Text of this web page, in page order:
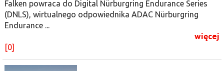
Falken powraca do Digital Nürburgring Endurance Series
(DNLS), wirtualnego odpowiednika ADAC Nürburgring
Endurance ...
więcej
[0]